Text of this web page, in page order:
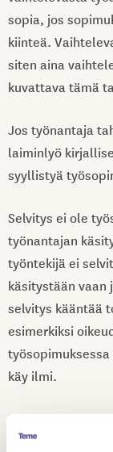
sopia, jos
kiinteä.
siten aina
kuvattava tämä
Jos työnantaja
laiminlyö
syyllistyä
Selvitys ei ole
työnantajan
työntekijä ei
käsitystään
selvitys kääntää
esimerkiksi
käy ilmi.
Eli jos et saa